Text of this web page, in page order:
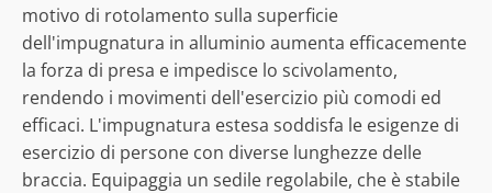
motivo di rotolamento sulla superficie
dell'impugnatura in alluminio aumenta efficacemente
la forza di presa e impedisce lo scivolamento,
rendendo i movimenti dell'esercizio più comodi ed
efficaci. L'impugnatura estesa soddisfa le esigenze di
esercizio di persone con diverse lunghezze delle
braccia. Equipaggia un sedile regolabile, che è stabile